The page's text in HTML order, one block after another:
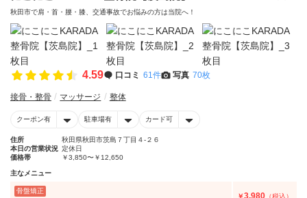
秋田市で肩・首・腰・膝、交通事故でお悩みの方は当院へ！
4.59 口コミ 61件 写真 70枚
接骨・整骨 マッサージ 整体
クーポン有 駐車場有 カード可
住所
秋田県秋田市茨島７丁目４-２６
本日の営業状況 定休日
価格帯
￥3,850〜￥12,650
主なメニュー
骨盤矯正
￥3,980 （税込）